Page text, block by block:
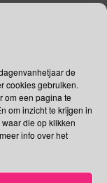
de
cookies gebruiken.
om een pagina te
om inzicht te krijgen in
die op klikken
info over het